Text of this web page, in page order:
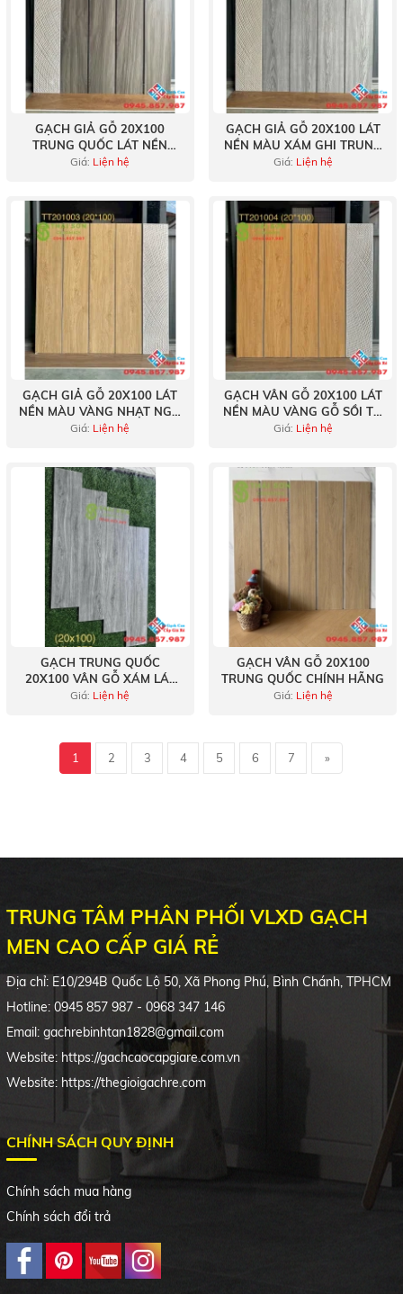
GẠCH GIẢ GỖ 20X100
TRUNG QUỐC LÁT NỀN
MÀU XÁM NÂU TRẦM
Giá: Liện hệ
GẠCH GIẢ GỖ 20X100 LÁT
NỀN MÀU XÁM GHI TRUNG
QUỐC
Giá: Liện hệ
GẠCH GIẢ GỖ 20X100 LÁT
NỀN MÀU VÀNG NHẠT NGẢ
KEM
Giá: Liện hệ
GẠCH VÂN GỖ 20X100 LÁT
NỀN MÀU VÀNG GỖ SỒI TỰ
NHIÊN
Giá: Liện hệ
GẠCH TRUNG QUỐC
20X100 VÂN GỖ XÁM LÁT
NỀN PHÒNG KHÁCH
Giá: Liện hệ
GẠCH VÂN GỖ 20X100
TRUNG QUỐC CHÍNH HÃNG
Giá: Liện hệ
1 2 3 4 5 6 7 »
TRUNG TÂM PHÂN PHỐI VLXD GẠCH
MEN CAO CẤP GIÁ RẺ
Địa chỉ: E10/294B Quốc Lộ 50, Xã Phong Phú, Bình Chánh, TPHCM
Hotline: 0945 857 987 - 0968 347 146
Email: gachrebinhtan1828@gmail.com
Website: https://gachcaocapgiare.com.vn
Website: https://thegioigachre.com
CHÍNH SÁCH QUY ĐỊNH
Chính sách mua hàng
Chính sách đổi trả